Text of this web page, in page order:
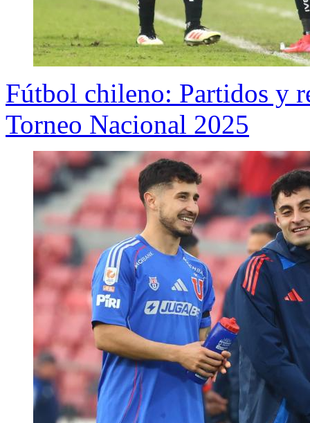
Fútbol chileno: Partidos y
Torneo Nacional 2025